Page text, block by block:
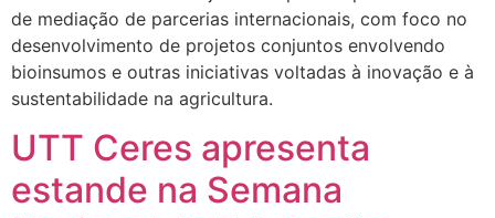
de mediação de parcerias internacionais, com foco no
desenvolvimento de projetos conjuntos envolvendo
bioinsumos e outras iniciativas voltadas à inovação e à
sustentabilidade na agricultura.
UTT Ceres apresenta
estande na Semana